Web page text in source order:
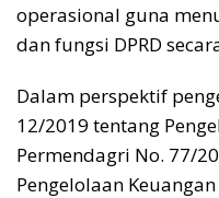
operasional guna
dan fungsi DPRD
Dalam perspektif
12/2019 tentang
Permendagri No. 77/
Pengelolaan